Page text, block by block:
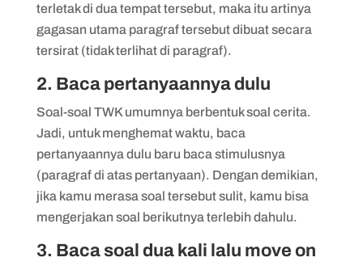
terletak di dua tempat tersebut, maka itu artinya
gagasan utama paragraf tersebut dibuat secara
tersirat (tidak terlihat di paragraf).
2. Baca pertanyaannya dulu
Soal-soal TWK umumnya berbentuk soal cerita.
Jadi, untuk menghemat waktu, baca
pertanyaannya dulu baru baca stimulusnya
(paragraf di atas pertanyaan). Dengan demikian,
jika kamu merasa soal tersebut sulit, kamu bisa
mengerjakan soal berikutnya terlebih dahulu.
3. Baca soal dua kali lalu move on